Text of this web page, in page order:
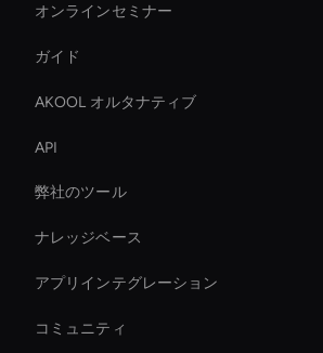
オンラインセミナー
ガイド
AKOOL オルタナティブ
API
弊社のツール
ナレッジベース
アプリインテグレーション
コミュニティ